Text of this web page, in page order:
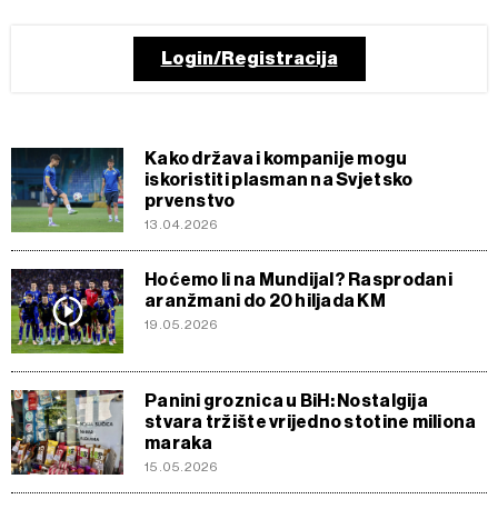
Login/Registracija
Kako država i kompanije mogu
iskoristiti plasman na Svjetsko
prvenstvo
13.04.2026
Hoćemo li na Mundijal? Rasprodani
aranžmani do 20 hiljada KM
19.05.2026
Panini groznica u BiH: Nostalgija
stvara tržište vrijedno stotine miliona
maraka
15.05.2026